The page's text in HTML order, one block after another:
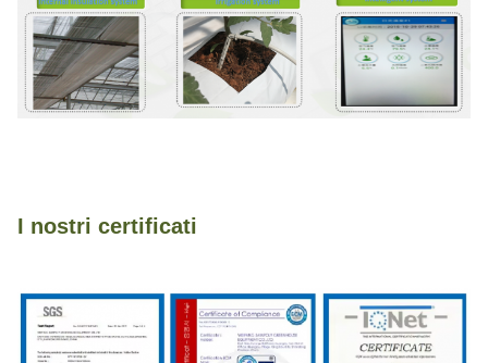
I nostri certificati